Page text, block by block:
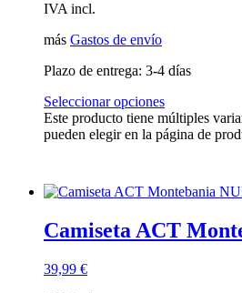
IVA incl.
más Gastos de envío
Plazo de entrega: 3-4 días
Seleccionar opciones
Este producto tiene múltiples
pueden elegir en la página de
Camiseta ACT
39,99 €